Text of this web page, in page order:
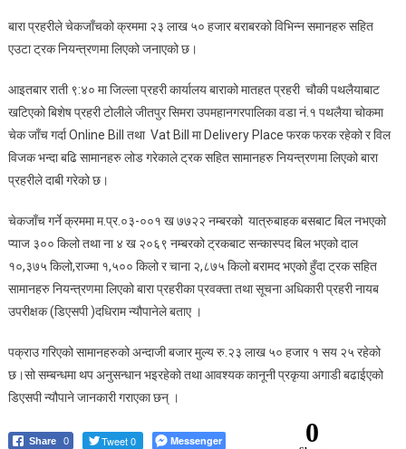
बढीका
सहित
ट्रक
पक्राउ।
बारा प्रहरीले चेकजाँचको क्रममा २३ लाख ५० हजार बराबरको विभिन्न समानहरु सहित
एउटा ट्रक नियन्त्रणमा लिएको जनाएको छ।
आइतबार राती ९:४० मा जिल्ला प्रहरी कार्यालय बाराको मातहत प्रहरी चौकी पथलैयाबाट
खटिएको बिशेष प्रहरी टोलीले जीतपुर सिमरा उपमहानगरपालिका वडा नं.१ पथलैया चोकमा
चेक जाँच गर्दा Online Bill तथा Vat Bill मा Delivery Place फरक फरक रहेको र विल
विजक भन्दा बढि सामानहरु लोड गरेकाले ट्रक सहित सामानहरु नियन्त्रणमा लिएको बारा
प्रहरीले दाबी गरेको छ।
चेकजाँच गर्ने क्रममा म.प्र.०३-००१ ख ७७२२ नम्बरको यात्रुबाहक बसबाट बिल नभएको
प्याज ३०० किलो तथा ना ४ ख २०६९ नम्बरको ट्रकबाट सन्कास्पद बिल भएको दाल
१०,३७५ किलो,राज्मा १,५०० किलो र चाना २,८७५ किलो बरामद भएको हुँदा ट्रक सहित
सामानहरु नियन्त्रणमा लिएको बारा प्रहरीका प्रवक्ता तथा सूचना अधिकारी प्रहरी नायब
उपरीक्षक (डिएसपी )दधिराम न्यौपानेले बताए ।
पक्राउ गरिएको सामानहरुको अन्दाजी बजार मुल्य रु.२३ लाख ५० हजार १ सय २५ रहेको
छ।सो सम्बन्धमा थप अनुसन्धान भइरहेको तथा आवश्यक कानूनी प्रकृया अगाडी बढाईएको
डिएसपी न्यौपाने जानकारी गराएका छन् ।
Share 0 Tweet 0 Messenger 0